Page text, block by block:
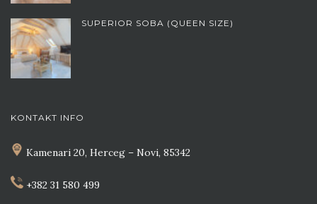
SUPERIOR SOBA (QUEEN SIZE)
KONTAKT INFO
Kamenari 20, Herceg – Novi, 85342
+382 31 580 499